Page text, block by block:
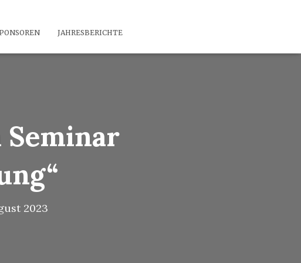
JAHRESBERICHTE
Seminar
2023